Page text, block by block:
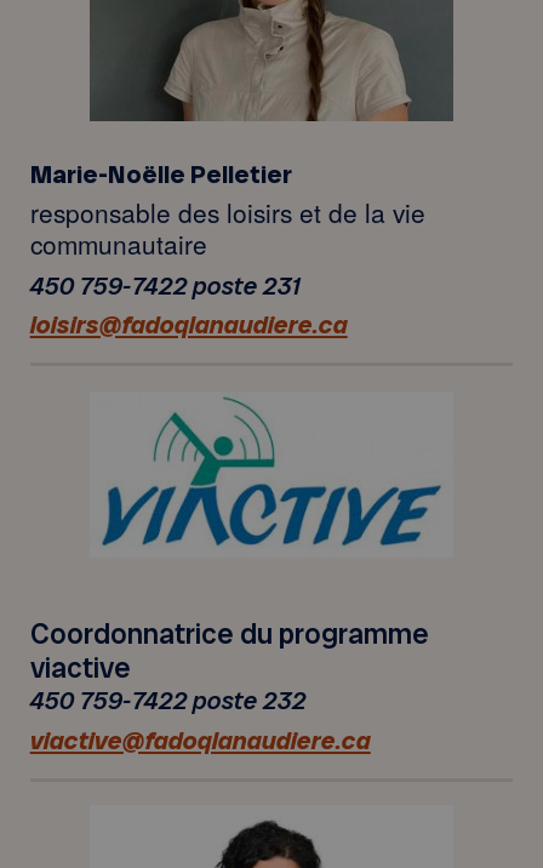
Marie-Noëlle Pelletier
responsable des loisirs et de la vie
communautaire
450 759-7422 poste 231
loisirs@fadoqlanaudiere.ca
Coordonnatrice du programme
viactive
450 759-7422 poste 232
viactive@fadoqlanaudiere.ca